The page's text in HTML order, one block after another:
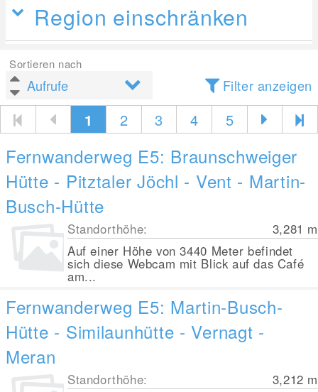
Region einschränken
Sortieren nach
Filter anzeigen
1 2 3 4 5
Fernwanderweg E5: Braunschweiger
Hütte - Pitztaler Jöchl - Vent - Martin-
Busch-Hütte
Standorthöhe: 3,281 m
Auf einer Höhe von 3440 Meter befindet
sich diese Webcam mit Blick auf das Café
am...
Fernwanderweg E5: Martin-Busch-
Hütte - Similaunhütte - Vernagt -
Meran
Standorthöhe: 3,212 m